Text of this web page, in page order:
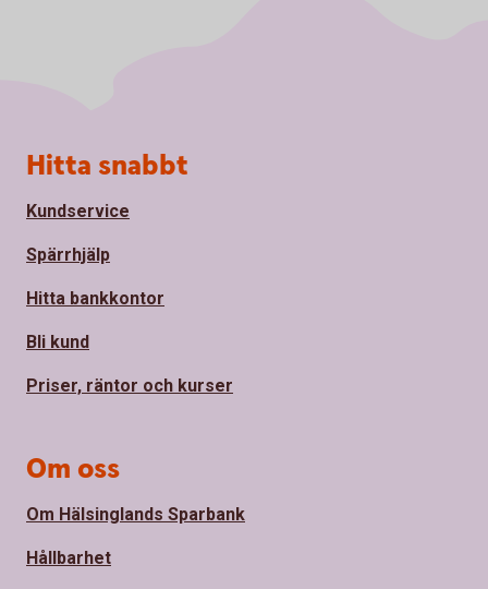
Sidfot
Hitta snabbt
Kundservice
Spärrhjälp
Hitta bankkontor
Bli kund
Priser, räntor och kurser
Om oss
Om Hälsinglands Sparbank
Hållbarhet